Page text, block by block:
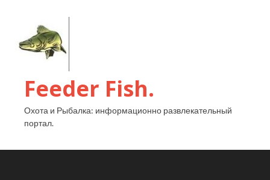
Feeder Fish.
Охота и Рыбалка: информационно развлекательный
портал.